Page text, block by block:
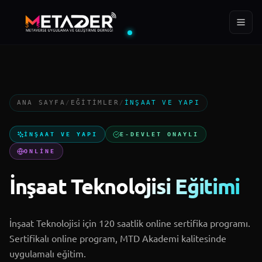
Ana Sayfa
Kurumsal
Projeler
MTD Akademi
ANA SAYFA / EĞITIMLER / İNŞAAT VE YAPI
İNŞAAT VE YAPI E-DEVLET ONAYLI
ONLINE
İnşaat Teknolojisi Eğitimi
İnşaat Teknolojisi için 120 saatlik online sertifika programı.
Sertifikalı online program, MTD Akademi kalitesinde
uygulamalı eğitim.